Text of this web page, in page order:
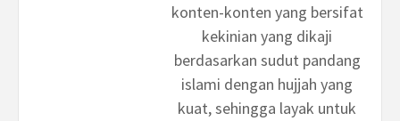
konten-konten yang bersifat
kekinian yang dikaji
berdasarkan sudut pandang
islami dengan hujjah yang
kuat, sehingga layak untuk